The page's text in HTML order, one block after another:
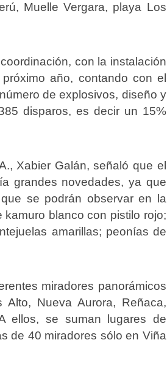
Muelle Vergara, playa Los
con la instalación
año, contando con el
de explosivos, diseño y
disparos, es decir un 15%
Xabier Galán, señaló que el
grandes novedades, ya que
se podrán observar en la
blanco con pistilo rojo;
amarillas; peonías de
miradores panorámicos
Nueva Aurora, Reñaca,
ellos, se suman lugares de
de 40 miradores sólo en Viña